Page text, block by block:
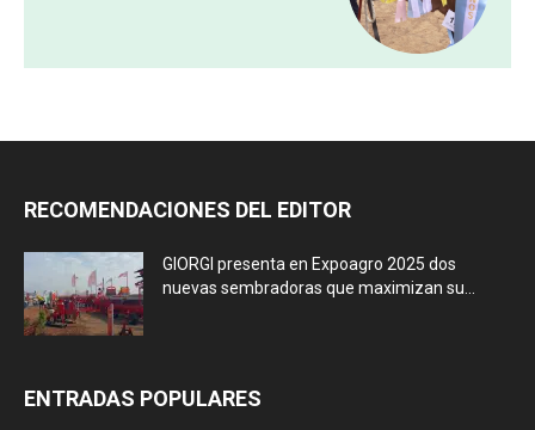
RECOMENDACIONES DEL EDITOR
GIORGI presenta en Expoagro 2025 dos
nuevas sembradoras que maximizan su...
ENTRADAS POPULARES